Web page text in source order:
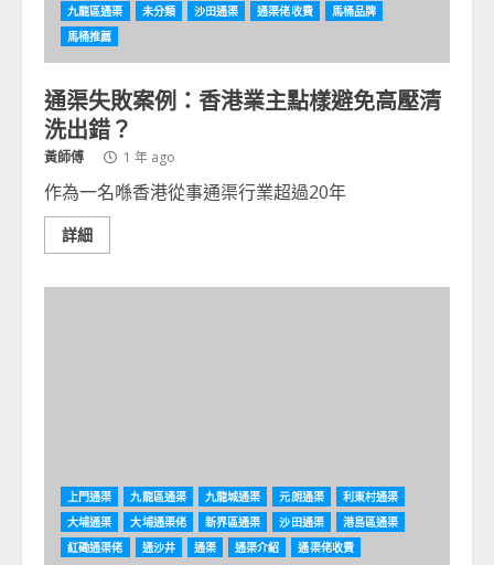
九龍區通渠 未分類 沙田通渠 通渠佬收費
馬桶品牌
馬桶推薦
通渠失敗案例：香港業主點樣避免高壓清
洗出錯？
黃師傅 1 年 ago
作為一名喺香港從事通渠行業超過20年
詳細
上門通渠 九龍區通渠 九龍城通渠 元朗通渠
利東村通渠
大埔通渠
大埔通渠佬 新界區通渠 沙田通渠
港島區通渠
紅磡通渠佬
通沙井 通渠 通渠介紹 通渠佬收費